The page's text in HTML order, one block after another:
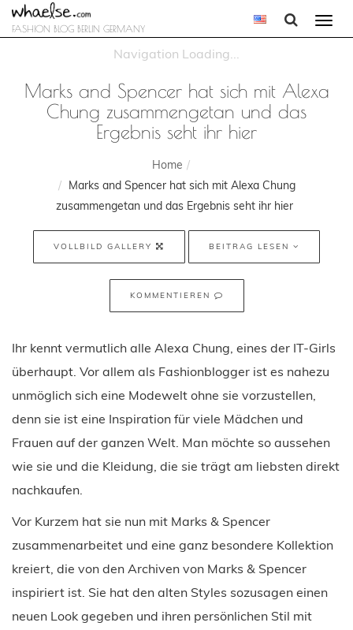
FASHION BLOG BERLIN GERMANY
Marks and Spencer hat sich mit Alexa
Chung zusammengetan und das
Ergebnis seht ihr hier
Home
Marks and Spencer hat sich mit Alexa Chung
zusammengetan und das Ergebnis seht ihr hier
VOLLBILD GALLERY BEITRAG LESEN
KOMMENTIEREN
Ihr kennt vermutlich alle Alexa Chung, eines der IT-Girls
überhaupt. Vor allem als Fashionblogger ist es nahezu
unmöglich sich eine Modewelt ohne sie vorzustellen,
denn sie ist eine Inspiration für viele Mädchen und
Frauen auf der ganzen Welt. Man möchte so aussehen
wie sie und die Kleidung, die sie trägt am liebsten direkt
nachkaufen.
Vor Kurzem hat sie nun mit Marks & Spencer
zusammenarbeitet und eine ganz besondere Kollektion
kreiert, die von den Archiven von Marks & Spencer
inspiriert ist. Sie hat den alten Styles sozusagen einen
neuen Look gegeben und ihren persönlichen Stil mit